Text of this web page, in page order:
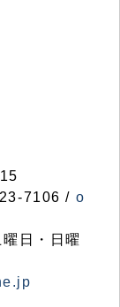
7106 / o
日・日曜